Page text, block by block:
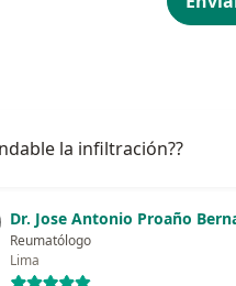
la infiltración??
Dr. Jose Antonio Proaño
Reumatólogo
Lima